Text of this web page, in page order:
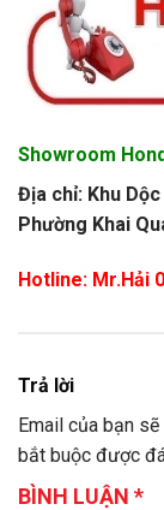
Showroom
Địa chỉ: Khu
Phường Khai
Hotline: Mr.Hải
Trả lời
Email của bạn
bắt buộc được
BÌNH LUẬN *